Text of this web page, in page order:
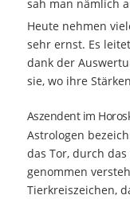
sah man nämlich
Heute nehmen
sehr ernst. Es
dank der
sie, wo ihre
Aszendent im
Astrologen
das Tor, durch
genommen
Tierkreiszeichen,